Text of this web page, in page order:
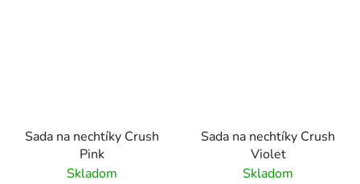
Sada na nechtíky Crush
Pink
Skladom
Sada na nechtíky Crush
Violet
Skladom